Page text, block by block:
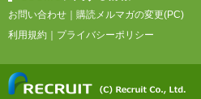
お問い合わせ
購読メルマガの変更(PC)
利用規約
プライバシーポリシー